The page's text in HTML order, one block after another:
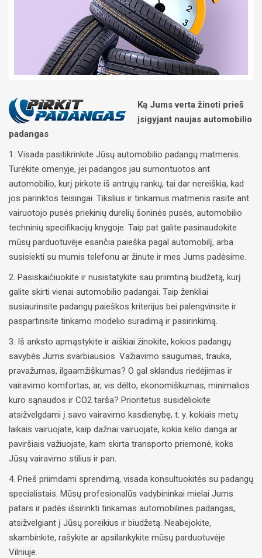
Ką Jums verta žinoti prieš
įsigyjant naujas automobilio
padangas
1. Visada pasitikrinkite Jūsų automobilio padangų matmenis.
Turėkite omenyje, jei padangos jau sumontuotos ant
automobilio, kurį pirkote iš antrųjų rankų, tai dar nereiškia, kad
jos parinktos teisingai. Tikslius ir tinkamus matmenis rasite ant
vairuotojo pusės priekinių durelių šoninės pusės, automobilio
techninių specifikacijų knygoje. Taip pat galite pasinaudokite
mūsų parduotuvėje esančia paieška pagal automobilį, arba
susisiekti su mumis telefonu ar žinute ir mes Jums padėsime.
2. Pasiskaičiuokite ir nusistatykite sau priimtiną biudžetą, kurį
galite skirti vienai automobilio padangai. Taip ženkliai
susiaurinsite padangų paieškos kriterijus bei palengvinsite ir
paspartinsite tinkamo modelio suradimą ir pasirinkimą.
3. Iš anksto apmąstykite ir aiškiai žinokite, kokios padangų
savybės Jums svarbiausios. Važiavimo saugumas, trauka,
pravažumas, ilgaamžiškumas? O gal sklandus riedėjimas ir
vairavimo komfortas, ar, vis dėlto, ekonomiškumas, minimalios
kuro sąnaudos ir CO2 tarša? Prioritetus susidėliokite
atsižvelgdami į savo vairavimo kasdienybę, t. y. kokiais metų
laikais vairuojate, kaip dažnai vairuojate, kokia kelio danga ar
paviršiais važiuojate, kam skirta transporto priemonė, koks
Jūsų vairavimo stilius ir pan.
4. Prieš priimdami sprendimą, visada konsultuokitės su padangų
specialistais. Mūsų profesionalūs vadybininkai mielai Jums
patars ir padės išsirinkti tinkamas automobilines padangas,
atsižvelgiant į Jūsų poreikius ir biudžetą. Neabejokite,
skambinkite, rašykite ar apsilankykite mūsų parduotuvėje
Vilniuje.